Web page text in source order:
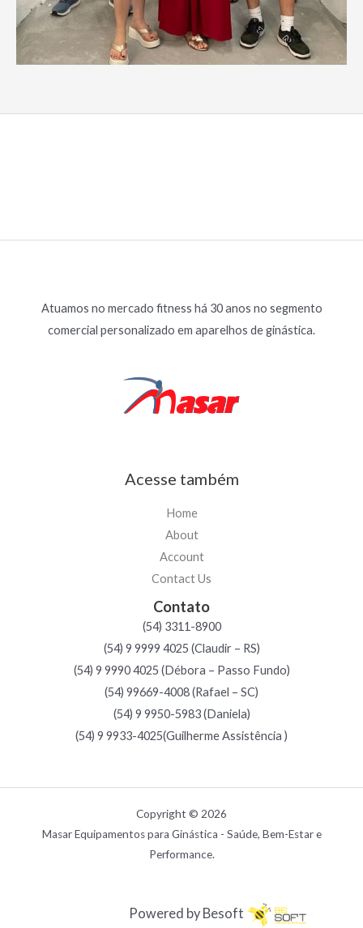
Atuamos no mercado fitness há 30 anos no segmento
comercial personalizado em aparelhos de ginástica.
Acesse também
Home
About
Account
Contact Us
Contato
(54) 3311-8900
(54) 9 9999 4025 (Claudir – RS)
(54) 9 9990 4025 (Débora – Passo Fundo)
(54) 99669-4008 (Rafael – SC)
(54) 9 9950-5983 (Daniela)
(54) 9 9933-4025(Guilherme Assistência )
Copyright © 2026
Masar Equipamentos para Ginástica - Saúde, Bem-Estar e
Performance.
Powered by Besoft